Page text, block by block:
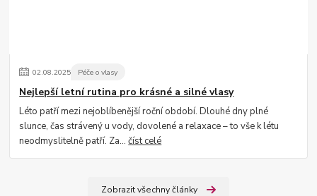
02.08.2025 Péče o vlasy
Nejlepší letní rutina pro krásné a silné vlasy
Léto patří mezi nejoblíbenější roční období. Dlouhé dny plné
slunce, čas strávený u vody, dovolené a relaxace – to vše k létu
neodmyslitelně patří. Za...číst celé
Zobrazit všechny články